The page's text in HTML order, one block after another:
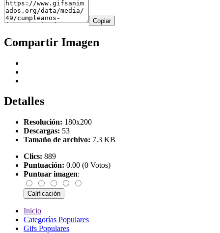
Copiar
Compartir Imagen
Detalles
Resolución: 180x200
Descargas: 53
Tamaño de archivo: 7.3 KB
Clics: 889
Puntuación: 0.00 (0 Votos)
Puntuar imagen:
Inicio
Categorías Populares
Gifs Populares